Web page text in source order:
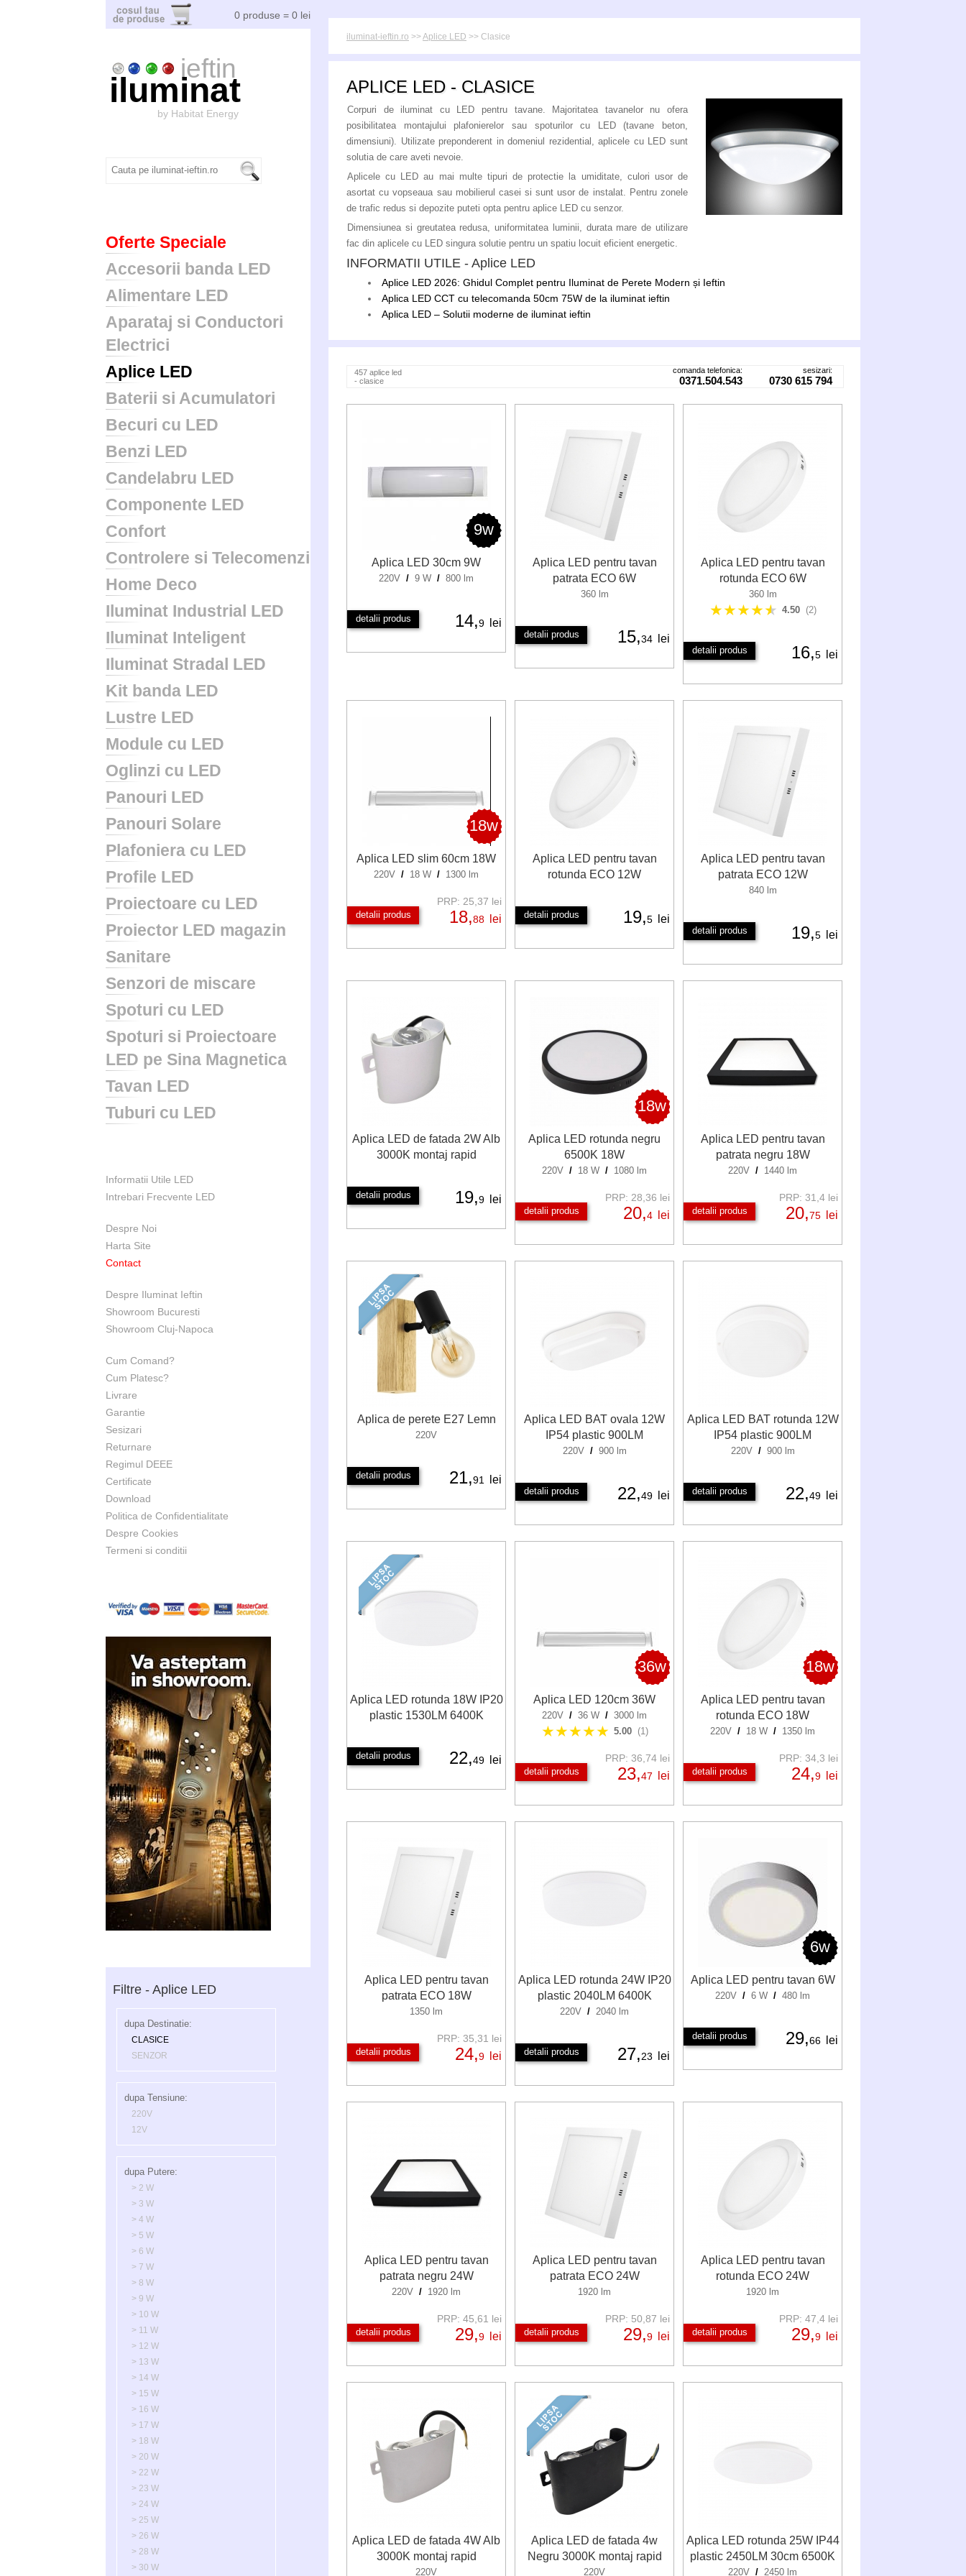
0 produse = 0 lei
ieftin
iluminat
by Habitat Energy
Oferte Speciale
Accesorii banda LED
Alimentare LED
Aparataj si Conductori
Electrici
Aplice LED
Baterii si Acumulatori
Becuri cu LED
Benzi LED
Candelabru LED
Componente LED
Confort
Controlere si Telecomenzi
Home Deco
Iluminat Industrial LED
Iluminat Inteligent
Iluminat Stradal LED
Kit banda LED
Lustre LED
Module cu LED
Oglinzi cu LED
Panouri LED
Panouri Solare
Plafoniera cu LED
Profile LED
Proiectoare cu LED
Proiector LED magazin
Sanitare
Senzori de miscare
Spoturi cu LED
Spoturi si Proiectoare
LED pe Sina Magnetica
Tavan LED
Tuburi cu LED
Informatii Utile LED
Intrebari Frecvente LED
Despre Noi
Harta Site
Contact
Despre Iluminat Ieftin
Showroom Bucuresti
Showroom Cluj-Napoca
Cum Comand?
Cum Platesc?
Livrare
Garantie
Sesizari
Returnare
Regimul DEEE
Certificate
Download
Politica de Confidentialitate
Despre Cookies
Termeni si conditii
Filtre - Aplice LED
dupa Destinatie:
CLASICE
SENZOR
dupa Tensiune:
220V
12V
dupa Putere:
> 2 W
> 3 W
> 4 W
> 5 W
> 6 W
> 7 W
> 8 W
> 9 W
> 10 W
> 11 W
> 12 W
> 13 W
> 14 W
> 15 W
> 16 W
> 17 W
> 18 W
> 20 W
> 22 W
> 23 W
> 24 W
> 25 W
> 26 W
> 28 W
> 30 W
iluminat-ieftin.ro >>Aplice LED >> Clasice
APLICE LED - CLASICE
Corpuri de iluminat cu LED pentru tavane. Majoritatea tavanelor nu ofera
posibilitatea montajului plafonierelor sau spoturilor cu LED (tavane beton,
dimensiuni). Utilizate preponderent in domeniul rezidential, aplicele cu LED sunt
solutia de care aveti nevoie.
Aplicele cu LED au mai multe tipuri de protectie la umiditate, culori usor de
asortat cu vopseaua sau mobilierul casei si sunt usor de instalat. Pentru zonele
de trafic redus si depozite puteti opta pentru aplice LED cu senzor.
Dimensiunea si greutatea redusa, uniformitatea luminii, durata mare de utilizare
fac din aplicele cu LED singura solutie pentru un spatiu locuit eficient energetic.
INFORMATII UTILE - Aplice LED
Aplice LED 2026: Ghidul Complet pentru Iluminat de Perete Modern și Ieftin
Aplica LED CCT cu telecomanda 50cm 75W de la iluminat ieftin
Aplica LED – Solutii moderne de iluminat ieftin
457 aplice led
- clasice
comanda telefonica:
0371.504.543
sesizari:
0730 615 794
9w
Aplica LED 30cm 9W
220V / 9 W / 800 lm
detalii produs 14,9 lei
Aplica LED pentru tavan
patrata ECO 6W
360 lm
detalii produs 15,34 lei
Aplica LED pentru tavan
rotunda ECO 6W
360 lm
★★★★★ 4.50 (2)
detalii produs 16,5 lei
18w
Aplica LED slim 60cm 18W
220V / 18 W / 1300 lm
detalii produs
PRP: 25,37 lei
18,88 lei
Aplica LED pentru tavan
rotunda ECO 12W
detalii produs 19,5 lei
Aplica LED pentru tavan
patrata ECO 12W
840 lm
detalii produs 19,5 lei
Aplica LED de fatada 2W Alb
3000K montaj rapid
detalii produs 19,9 lei
18w
Aplica LED rotunda negru
6500K 18W
220V / 18 W / 1080 lm
detalii produs
PRP: 28,36 lei
20,4 lei
Aplica LED pentru tavan
patrata negru 18W
220V / 1440 lm
detalii produs
PRP: 31,4 lei
20,75 lei
Aplica de perete E27 Lemn
220V
detalii produs 21,91 lei
Aplica LED BAT ovala 12W
IP54 plastic 900LM
220V / 900 lm
detalii produs 22,49 lei
Aplica LED BAT rotunda 12W
IP54 plastic 900LM
220V / 900 lm
detalii produs 22,49 lei
Aplica LED rotunda 18W IP20
plastic 1530LM 6400K
detalii produs 22,49 lei
36w
Aplica LED 120cm 36W
220V / 36 W / 3000 lm
★★★★★ 5.00 (1)
detalii produs
PRP: 36,74 lei
23,47 lei
18w
Aplica LED pentru tavan
rotunda ECO 18W
220V / 18 W / 1350 lm
detalii produs
PRP: 34,3 lei
24,9 lei
Aplica LED pentru tavan
patrata ECO 18W
1350 lm
detalii produs
PRP: 35,31 lei
24,9 lei
Aplica LED rotunda 24W IP20
plastic 2040LM 6400K
220V / 2040 lm
detalii produs 27,23 lei
6w
Aplica LED pentru tavan 6W
220V / 6 W / 480 lm
detalii produs 29,66 lei
Aplica LED pentru tavan
patrata negru 24W
220V / 1920 lm
detalii produs
PRP: 45,61 lei
29,9 lei
Aplica LED pentru tavan
patrata ECO 24W
1920 lm
detalii produs
PRP: 50,87 lei
29,9 lei
Aplica LED pentru tavan
rotunda ECO 24W
1920 lm
detalii produs
PRP: 47,4 lei
29,9 lei
Aplica LED de fatada 4W Alb
3000K montaj rapid
220V
Aplica LED de fatada 4w
Negru 3000K montaj rapid
220V
Aplica LED rotunda 25W IP44
plastic 2450LM 30cm 6500K
220V / 2450 lm